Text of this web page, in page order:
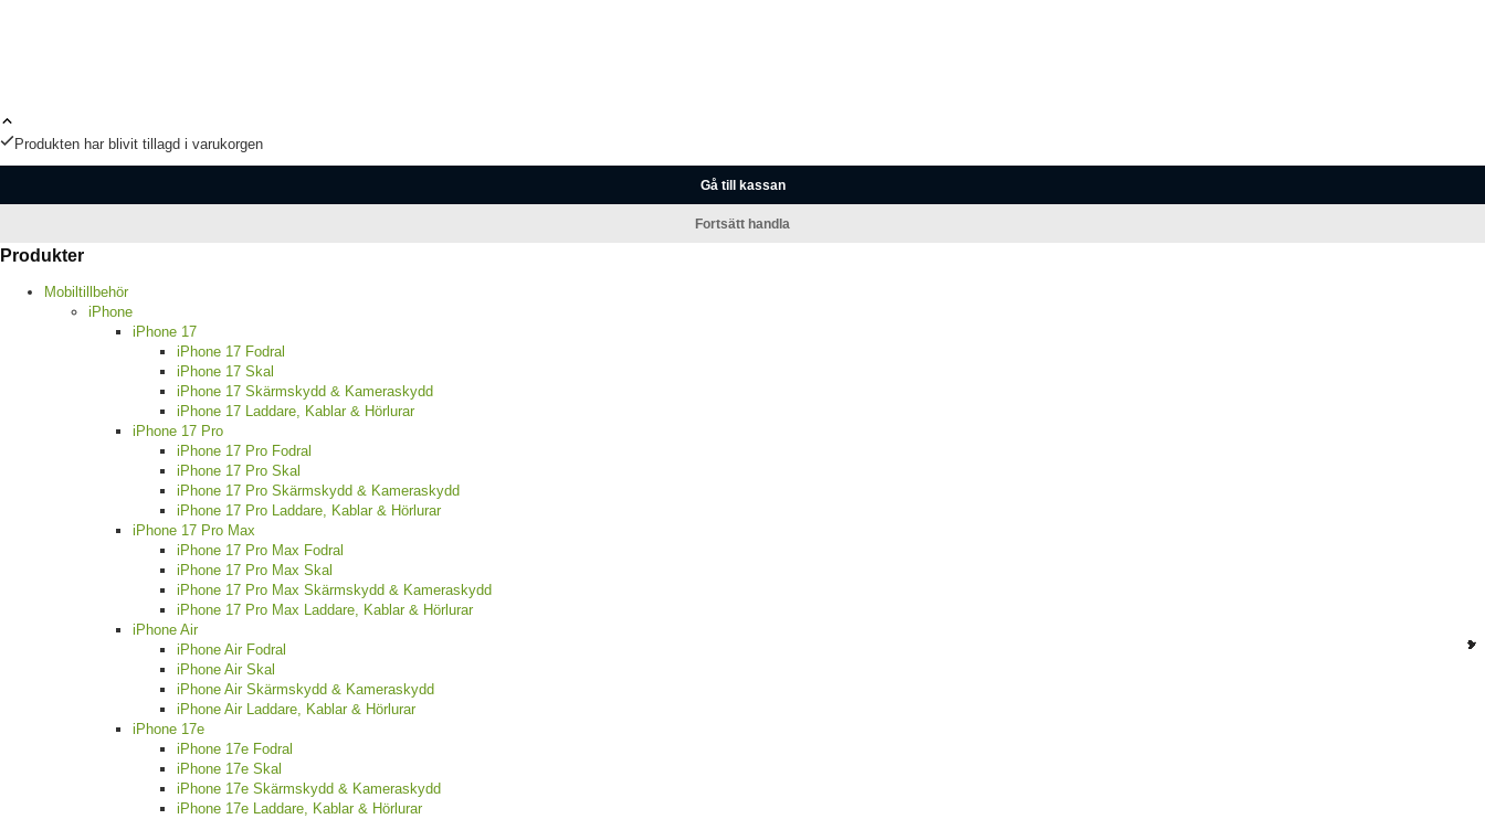
Produkten har blivit tillagd i varukorgen
Gå till kassan
Fortsätt handla
Produkter
Mobiltillbehör
iPhone
iPhone 17
iPhone 17 Fodral
iPhone 17 Skal
iPhone 17 Skärmskydd & Kameraskydd
iPhone 17 Laddare, Kablar & Hörlurar
iPhone 17 Pro
iPhone 17 Pro Fodral
iPhone 17 Pro Skal
iPhone 17 Pro Skärmskydd & Kameraskydd
iPhone 17 Pro Laddare, Kablar & Hörlurar
iPhone 17 Pro Max
iPhone 17 Pro Max Fodral
iPhone 17 Pro Max Skal
iPhone 17 Pro Max Skärmskydd & Kameraskydd
iPhone 17 Pro Max Laddare, Kablar & Hörlurar
iPhone Air
iPhone Air Fodral
iPhone Air Skal
iPhone Air Skärmskydd & Kameraskydd
iPhone Air Laddare, Kablar & Hörlurar
iPhone 17e
iPhone 17e Fodral
iPhone 17e Skal
iPhone 17e Skärmskydd & Kameraskydd
iPhone 17e Laddare, Kablar & Hörlurar